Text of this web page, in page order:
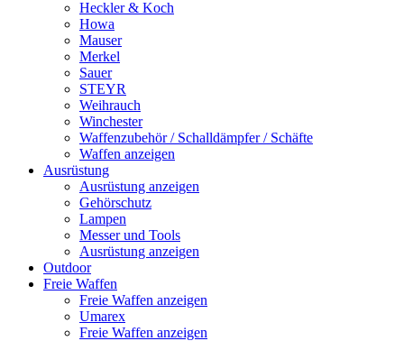
Heckler & Koch
Howa
Mauser
Merkel
Sauer
STEYR
Weihrauch
Winchester
Waffenzubehör / Schalldämpfer / Schäfte
Waffen anzeigen
Ausrüstung
Ausrüstung anzeigen
Gehörschutz
Lampen
Messer und Tools
Ausrüstung anzeigen
Outdoor
Freie Waffen
Freie Waffen anzeigen
Umarex
Freie Waffen anzeigen